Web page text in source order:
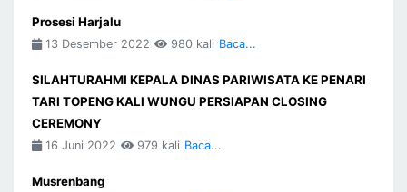
Prosesi Harjalu
13 Desember 2022 980 kali Baca...
SILAHTURAHMI KEPALA DINAS PARIWISATA KE PENARI
TARI TOPENG KALI WUNGU PERSIAPAN CLOSING
CEREMONY
16 Juni 2022 979 kali Baca...
Musrenbang